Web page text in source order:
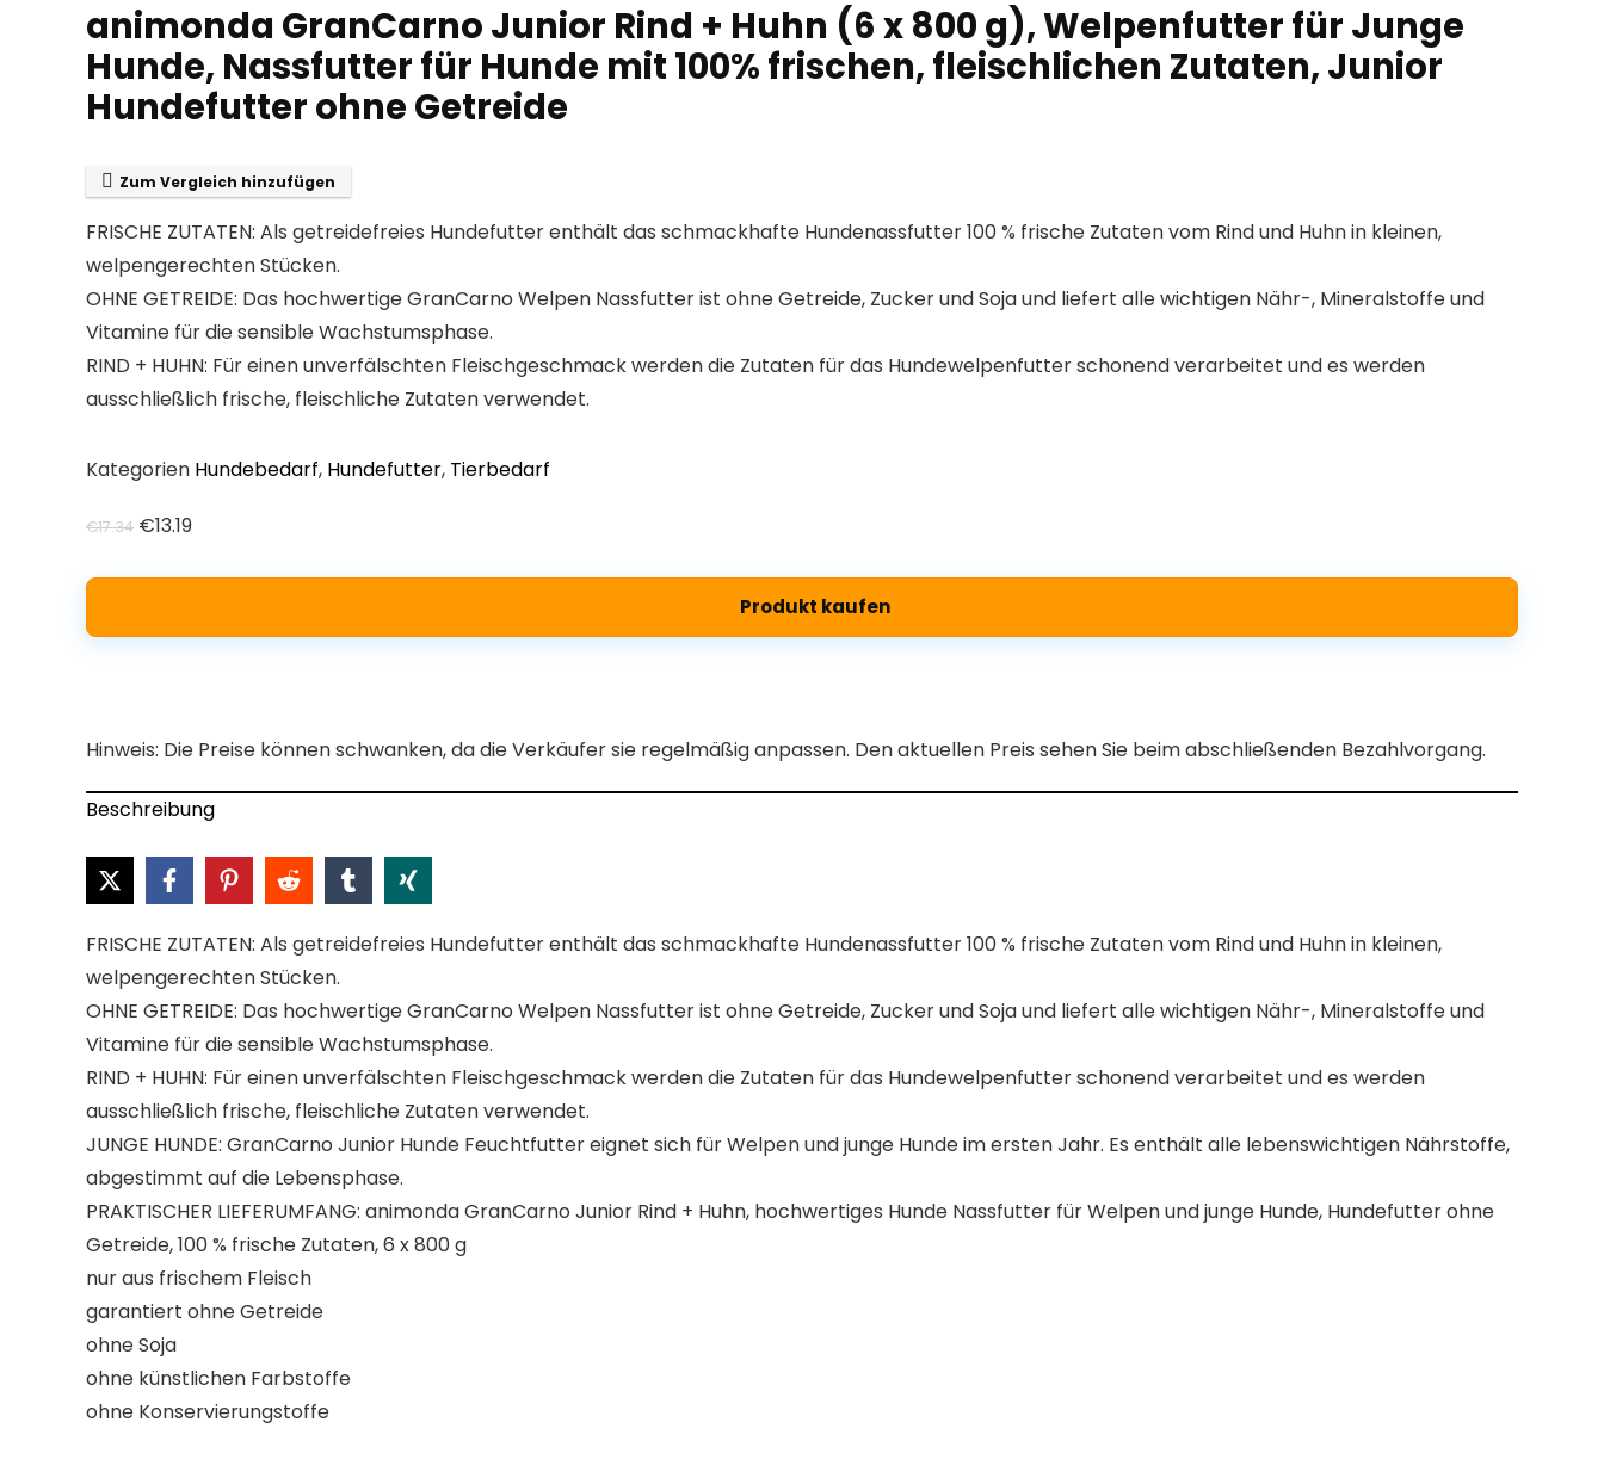
animonda GranCarno Junior Rind + Huhn (6 x 800 g), Welpenfutter für Junge
Hunde, Nassfutter für Hunde mit 100% frischen, fleischlichen Zutaten, Junior
Hundefutter ohne Getreide
Zum Vergleich hinzufügen
FRISCHE ZUTATEN: Als getreidefreies Hundefutter enthält das schmackhafte Hundenassfutter 100 % frische Zutaten vom Rind und Huhn in kleinen,
welpengerechten Stücken.
OHNE GETREIDE: Das hochwertige GranCarno Welpen Nassfutter ist ohne Getreide, Zucker und Soja und liefert alle wichtigen Nähr-, Mineralstoffe und
Vitamine für die sensible Wachstumsphase.
RIND + HUHN: Für einen unverfälschten Fleischgeschmack werden die Zutaten für das Hundewelpenfutter schonend verarbeitet und es werden
ausschließlich frische, fleischliche Zutaten verwendet.
Kategorien Hundebedarf, Hundefutter, Tierbedarf
€17.34 Ursprünglicher
war:
€13.19Aktueller
ist:
Produkt kaufen
Hinweis: Die Preise können schwanken, da die Verkäufer sie regelmäßig anpassen. Den aktuellen Preis sehen Sie beim abschließenden Bezahlvorgang.
Beschreibung
FRISCHE ZUTATEN: Als getreidefreies Hundefutter enthält das schmackhafte Hundenassfutter 100 % frische Zutaten vom Rind und Huhn in kleinen,
welpengerechten Stücken.
OHNE GETREIDE: Das hochwertige GranCarno Welpen Nassfutter ist ohne Getreide, Zucker und Soja und liefert alle wichtigen Nähr-, Mineralstoffe und
Vitamine für die sensible Wachstumsphase.
RIND + HUHN: Für einen unverfälschten Fleischgeschmack werden die Zutaten für das Hundewelpenfutter schonend verarbeitet und es werden
ausschließlich frische, fleischliche Zutaten verwendet.
JUNGE HUNDE: GranCarno Junior Hunde Feuchtfutter eignet sich für Welpen und junge Hunde im ersten Jahr. Es enthält alle lebenswichtigen Nährstoffe,
abgestimmt auf die Lebensphase.
PRAKTISCHER LIEFERUMFANG: animonda GranCarno Junior Rind + Huhn, hochwertiges Hunde Nassfutter für Welpen und junge Hunde, Hundefutter ohne
Getreide, 100 % frische Zutaten, 6 x 800 g
nur aus frischem Fleisch
garantiert ohne Getreide
ohne Soja
ohne künstlichen Farbstoffe
ohne Konservierungstoffe